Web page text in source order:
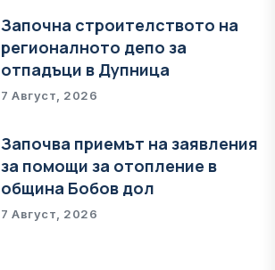
Започна строителството на
регионалното депо за
отпадъци в Дупница
7 Август, 2026
Започва приемът на заявления
за помощи за отопление в
община Бобов дол
7 Август, 2026